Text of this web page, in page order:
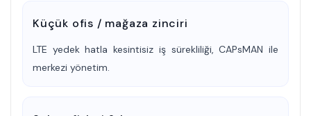
Küçük ofis / mağaza zinciri
LTE yedek hatla kesintisiz iş sürekliliği, CAPsMAN ile
merkezi yönetim.